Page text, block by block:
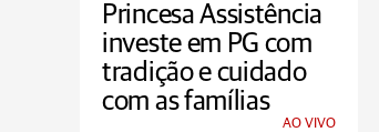
Princesa Assistência
investe em PG com
tradição e cuidado
com as famílias
AO VIVO